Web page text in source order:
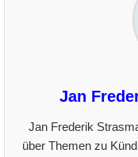
Jan
Jan Frederik
über Themen zu